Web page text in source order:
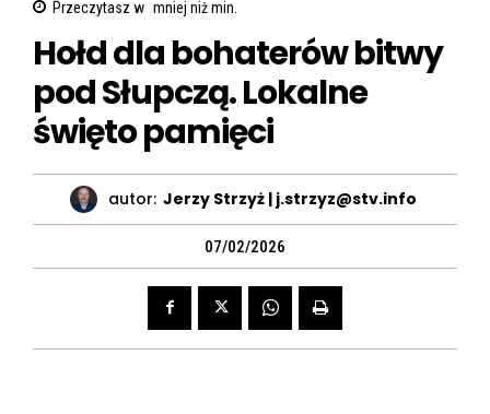
Przeczytasz w mniej niżmin.
Hołd dla bohaterów bitwy
pod Słupczą. Lokalne
święto pamięci
autor: Jerzy Strzyż | j.strzyz@stv.info
07/02/2026